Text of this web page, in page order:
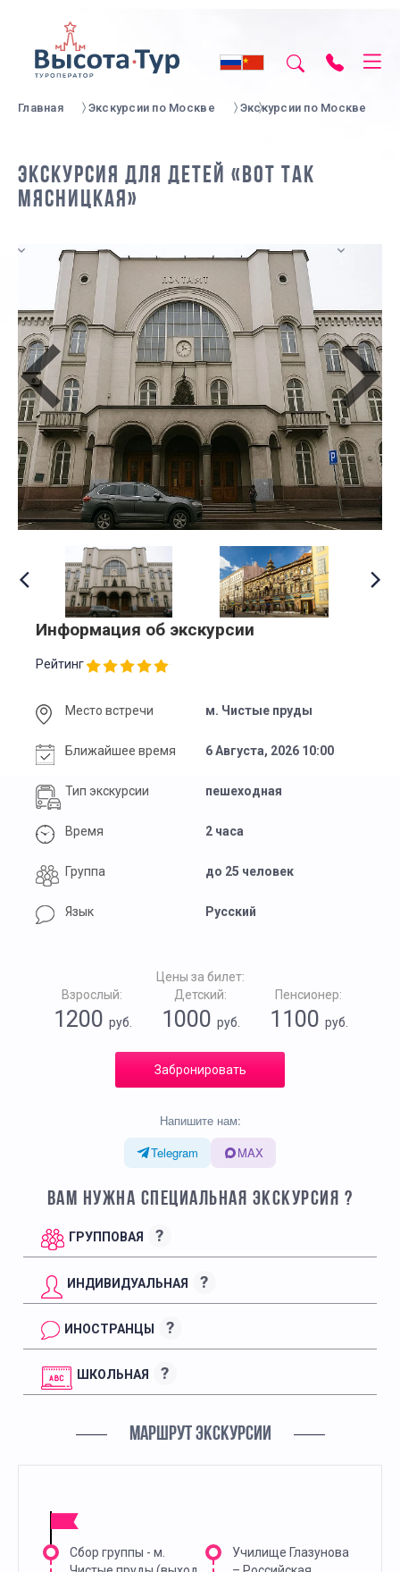
Главная Экскурсии по Москве Экскурсии по Москве
ЭКСКУРСИЯ ДЛЯ ДЕТЕЙ «ВОТ ТАК
МЯСНИЦКАЯ»
Информация об экскурсии
Рейтинг
Место встречи м. Чистые пруды
Ближайшее время 6 Августа, 2026 10:00
Тип экскурсии пешеходная
Время 2 часа
Группа до 25 человек
Язык Русский
Цены за билет:
Взрослый:
1200 руб.
Детский:
1000 руб.
Пенсионер:
1100руб.
Забронировать
Напишите нам:
Telegram
MAX
ВАМ НУЖНА СПЕЦИАЛЬНАЯ ЭКСКУРСИЯ ?
ГРУППОВАЯ ?
ИНДИВИДУАЛЬНАЯ ?
ИНОСТРАНЦЫ ?
ШКОЛЬНАЯ ?
МАРШРУТ ЭКСКУРСИИ
Сбор группы - м.
Училище Глазунова